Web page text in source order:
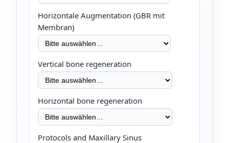
Horizontale Augmentation (GBR mit
Membran)
Vertical bone regeneration
Horizontal bone regeneration
Protocols and Maxillary Sinus